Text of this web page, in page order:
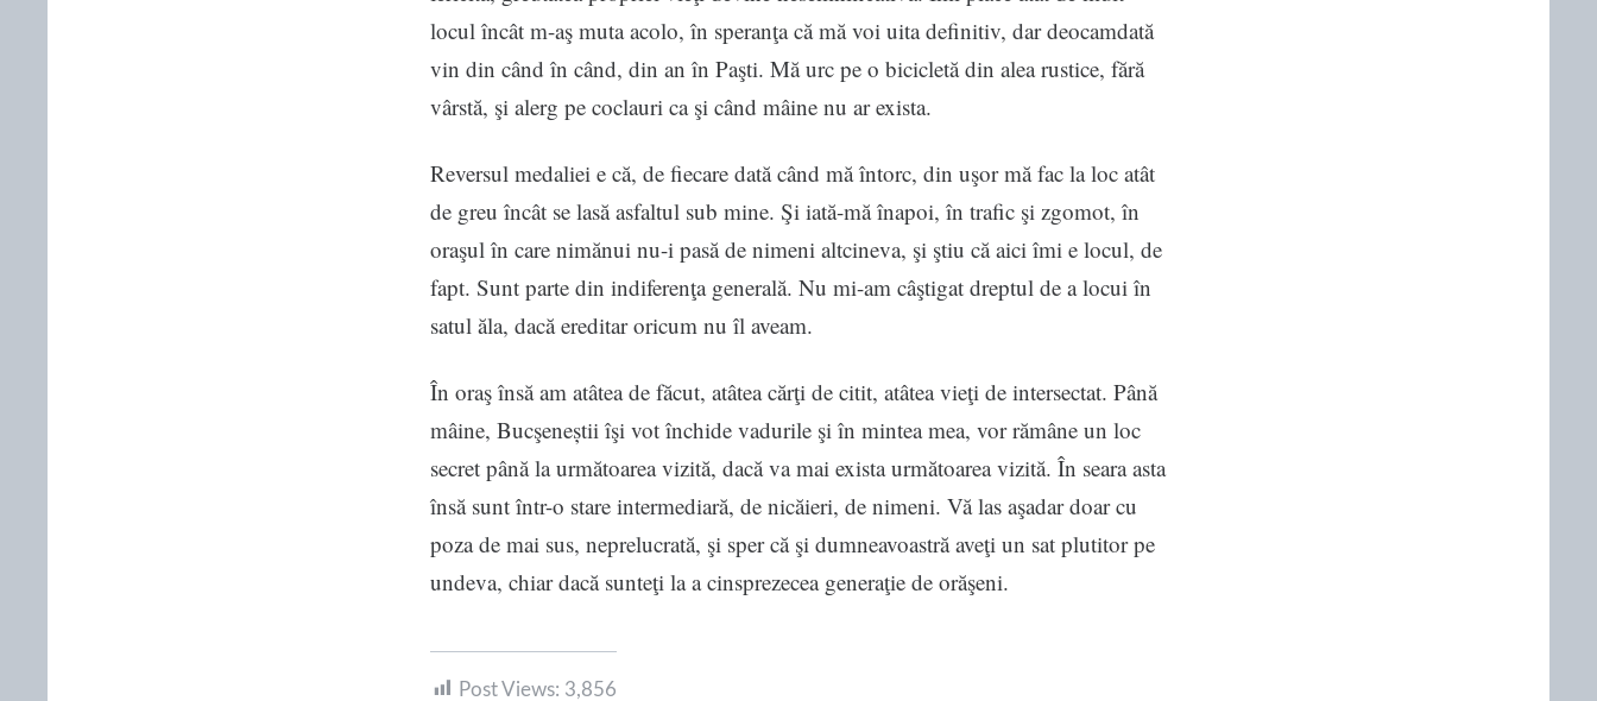
locul încât m-aş muta acolo, în speranţa că mă voi uita definitiv, dar deocamdată
vin din când în când, din an în Paşti. Mă urc pe o bicicletă din alea rustice, fără
vârstă, şi alerg pe coclauri ca şi când mâine nu ar exista.
Reversul medaliei e că, de fiecare dată când mă întorc, din uşor mă fac la loc atât
de greu încât se lasă asfaltul sub mine. Şi iată-mă înapoi, în trafic şi zgomot, în
oraşul în care nimănui nu-i pasă de nimeni altcineva, şi ştiu că aici îmi e locul, de
fapt. Sunt parte din indiferenţa generală. Nu mi-am câştigat dreptul de a locui în
satul ăla, dacă ereditar oricum nu îl aveam.
În oraş însă am atâtea de făcut, atâtea cărţi de citit, atâtea vieţi de intersectat. Până
mâine, Bucşeneștii îşi vot închide vadurile şi în mintea mea, vor rămâne un loc
secret până la următoarea vizită, dacă va mai exista următoarea vizită. În seara asta
însă sunt într-o stare intermediară, de nicăieri, de nimeni. Vă las aşadar doar cu
poza de mai sus, neprelucrată, şi sper că şi dumneavoastră aveţi un sat plutitor pe
undeva, chiar dacă sunteţi la a cinsprezecea generaţie de orăşeni.
Post Views: 3,856